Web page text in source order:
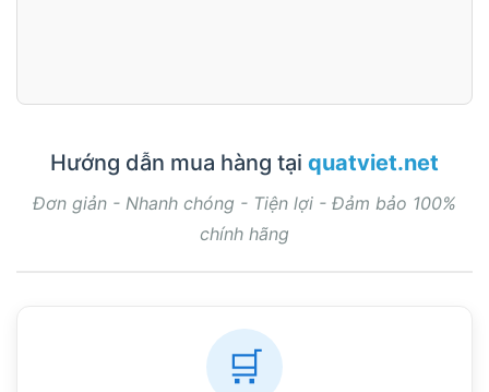
Hướng dẫn mua hàng tại quatviet.net
Đơn giản - Nhanh chóng - Tiện lợi - Đảm bảo 100%
chính hãng
🛒